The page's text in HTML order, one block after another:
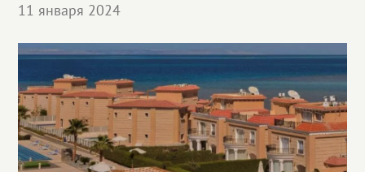
Благотворительность
11 января 2024